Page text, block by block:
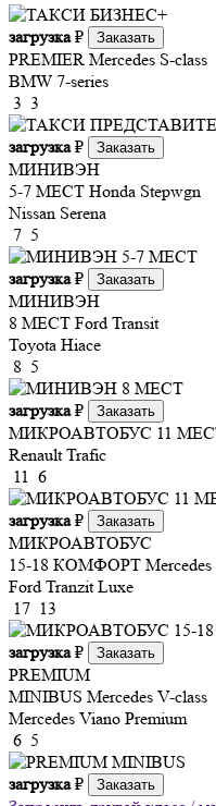
загрузка₽ Заказать
PREMIER Mercedes S-class
BMW 7-series
3 3
загрузка₽ Заказать
МИНИВЭН
5-7 МЕСТ Honda Stepwgn
Nissan Serena
7 5
загрузка₽ Заказать
МИНИВЭН
8 МЕСТ Ford Transit
Toyota Hiace
8 5
загрузка₽ Заказать
МИКРОАВТОБУС 11
Renault Trafic
11 6
загрузка₽ Заказать
МИКРОАВТОБУС
15-18 КОМФОРТ
Ford Tranzit Luxe
17 13
загрузка₽ Заказать
PREMIUM
MINIBUS Mercedes V-class
Mercedes Viano Premium
6 5
загрузка₽ Заказать